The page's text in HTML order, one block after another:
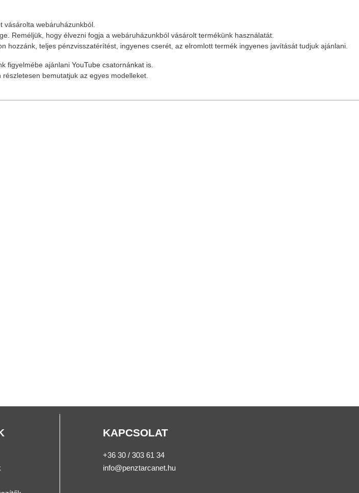
webáruházunkból.
Reméljük, hogy élvezni fogja a webáruházunkból vásárolt termékünk használatát.
hozzánk, teljes pénzvisszatérítést, ingyenes cserét, az elromlott termék ingyenes javítását tudjuk ajánlani.
figyelmébe ajánlani YouTube csatornánkat is.
bemutatjuk az egyes modelleket.
KAPCSOLAT
+36 30 / 303 61 34
info@penztarcanet.hu